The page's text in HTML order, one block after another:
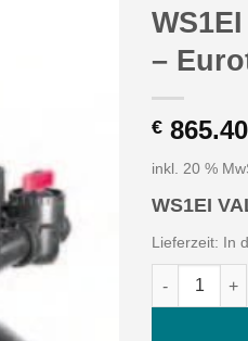
–
€ 865.40
inkl. 20 %
WS1EI
Lieferzeit: In
WS1EI